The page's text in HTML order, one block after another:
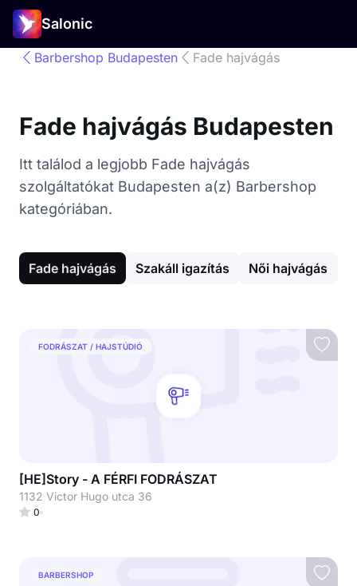
Salonic
Barbershop Budapesten Fade hajvágás
Fade hajvágás Budapesten
Itt találod a legjobb Fade hajvágás
szolgáltatókat Budapesten a(z) Barbershop
kategóriában.
Fade hajvágás Szakáll igazítás Női hajvágás
FODRÁSZAT / HAJSTÚDIÓ
[HE]Story - A FÉRFI FODRÁSZAT
1132 Victor Hugo utca 36
0
BARBERSHOP